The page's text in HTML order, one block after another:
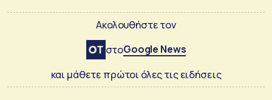
Ακολουθήστε τον
στοGoogle News
και μάθετε πρώτοι όλες τις ειδήσεις